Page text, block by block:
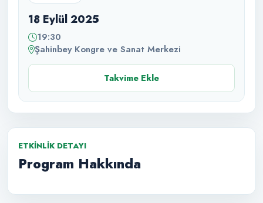
18 Eylül 2025
19:30
Şahinbey Kongre ve Sanat Merkezi
Takvime Ekle
ETKINLIK DETAYI
Program Hakkında